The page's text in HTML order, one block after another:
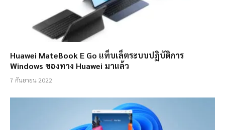
Huawei MateBook E Go แท็บเล็ตระบบปฏิบัติการ
Windows ของทาง Huawei มาแล้ว
7 กันยายน 2022